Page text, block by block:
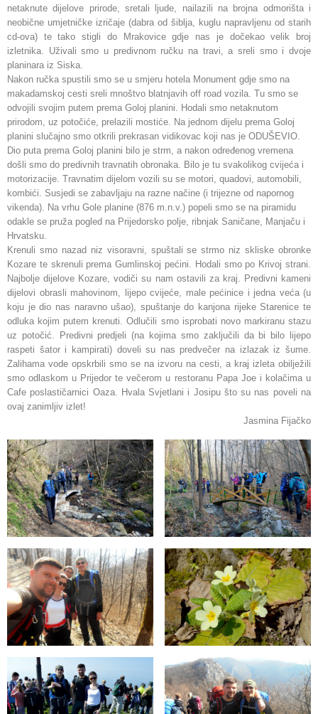
netaknute dijelove prirode, sretali ljude, nailazili na brojna odmorišta i
neobične umjetničke izričaje (dabra od šiblja, kuglu napravljenu od starih
cd-ova) te tako stigli do Mrakovice gdje nas je dočekao velik broj
izletnika. Uživali smo u predivnom ručku na travi, a sreli smo i dvoje
planinara iz Siska.
Nakon ručka spustili smo se u smjeru hotela Monument gdje smo na
makadamskoj cesti sreli mnoštvo blatnjavih off road vozila. Tu smo se
odvojili svojim putem prema Goloj planini. Hodali smo netaknutom
prirodom, uz potočiće, prelazili mostiće. Na jednom dijelu prema Goloj
planini slučajno smo otkrili prekrasan vidikovac koji nas je ODUŠEVIO.
Dio puta prema Goloj planini bilo je strm, a nakon određenog vremena
došli smo do predivnih travnatih obronaka. Bilo je tu svakolikog cvijeća i
motorizacije. Travnatim dijelom vozili su se motori, quadovi, automobili,
kombići. Susjedi se zabavljaju na razne načine (i trijezne od napornog
vikenda). Na vrhu Gole planine (876 m.n.v.) popeli smo se na piramidu
odakle se pruža pogled na Prijedorsko polje, ribnjak Saničane, Manjaču i
Hrvatsku.
Krenuli smo nazad niz visoravni, spuštali se strmo niz skliske obronke
Kozare te skrenuli prema Gumlinskoj pećini. Hodali smo po Krivoj strani.
Najbolje dijelove Kozare, vodiči su nam ostavili za kraj. Predivni kameni
dijelovi obrasli mahovinom, lijepo cvijeće, male pećinice i jedna veća (u
koju je dio nas naravno ušao), spuštanje do kanjona rijeke Starenice te
odluka kojim putem krenuti. Odlučili smo isprobati novo markiranu stazu
uz potočić. Predivni predjeli (na kojima smo zaključili da bi bilo lijepo
raspeti šator i kampirati) doveli su nas predvečer na izlazak iz šume.
Zalihama vode opskrbili smo se na izvoru na cesti, a kraj izleta obilježili
smo odlaskom u Prijedor te večerom u restoranu Papa Joe i kolačima u
Cafe poslastičarnici Oaza. Hvala Svjetlani i Josipu što su nas poveli na
ovaj zanimljiv izlet!
Jasmina Fijačko